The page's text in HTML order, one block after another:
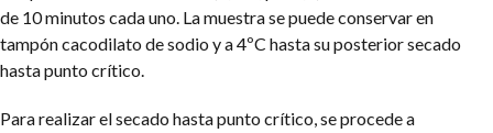
de 10 minutos cada uno. La muestra se puede conservar en
tampón cacodilato de sodio y a 4ºC hasta su posterior secado
hasta punto crítico.
Para realizar el secado hasta punto crítico, se procede a